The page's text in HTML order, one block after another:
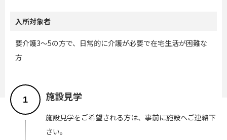
入所対象者
要介護3～5の方で、日常的に介護が必要で在宅生活が困難な
方
1 施設見学
施設見学をご希望される方は、事前に施設へご連絡下
さい。